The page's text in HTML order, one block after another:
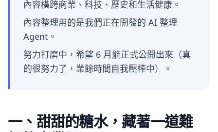
內容橫跨商業、科技、歷史和生活健康。
內容整理用的是我們正在開發的 AI 整理
Agent。
努力打磨中，希望 6 月能正式公開出來（真
的很努力了，業餘時間自我壓榨中）。
一、甜甜的糖水，藏著一道難